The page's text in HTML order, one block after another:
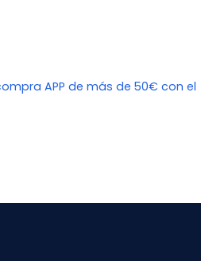
APP de más de 50€ con el